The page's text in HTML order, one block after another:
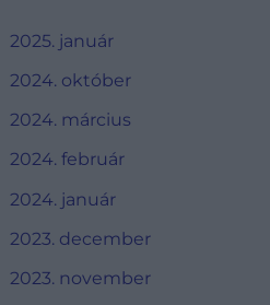
2025. január
2024. október
2024. március
2024. február
2024. január
2023. december
2023. november